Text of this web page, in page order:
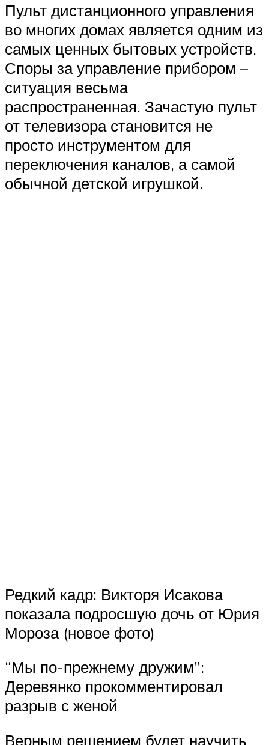
Пульт дистанционного управления
во многих домах является одним из
самых ценных бытовых устройств.
Споры за управление прибором –
ситуация весьма
распространенная. Зачастую пульт
от телевизора становится не
просто инструментом для
переключения каналов, а самой
обычной детской игрушкой.
Редкий кадр: Викторя Исакова
показала подросшую дочь от Юрия
Мороза (новое фото)
“Мы по-прежнему дружим”:
Деревянко прокомментировал
разрыв с женой
Верным решением будет научить